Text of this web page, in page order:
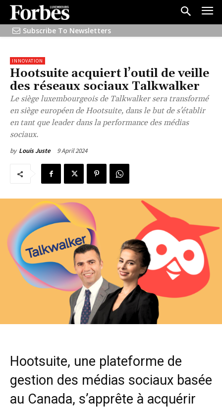
Subscribe To Newsletters
INNOVATION
Hootsuite acquiert l’outil de veille
des réseaux sociaux Talkwalker
Le siège luxembourgeois de Talkwalker sera transformé
en siège européen de Hootsuite, dans le but de s'établir
en tant que leader dans la performance des médias
sociaux.
by Louis Juste 9 April 2024
Hootsuite, une plateforme de
gestion des médias sociaux basée
au Canada, s’apprête à acquérir